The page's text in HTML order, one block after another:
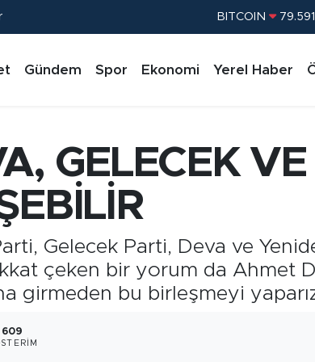
BITCOIN
EURO
BİST100
Gündem Spor Ekonomi Yerel Haber
GELECEK VE
Gelecek Parti, Deva ve
çeken bir yorum da Ahmet
girmeden bu birleşmeyi
609